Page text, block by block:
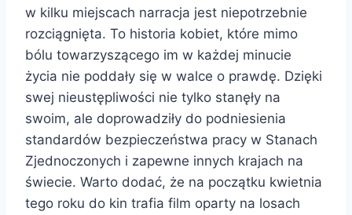
w kilku miejscach narracja jest niepotrzebnie
rozciągnięta. To historia kobiet, które mimo
bólu towarzyszącego im w każdej minucie
życia nie poddały się w walce o prawdę. Dzięki
swej nieustępliwości nie tylko stanęły na
swoim, ale doprowadziły do podniesienia
standardów bezpieczeństwa pracy w Stanach
Zjednoczonych i zapewne innych krajach na
świecie. Warto dodać, że na początku kwietnia
tego roku do kin trafia film oparty na losach